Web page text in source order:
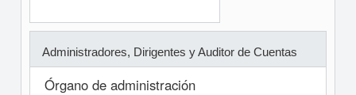
Administradores, Dirigentes y Auditor de Cuentas
Órgano de administración